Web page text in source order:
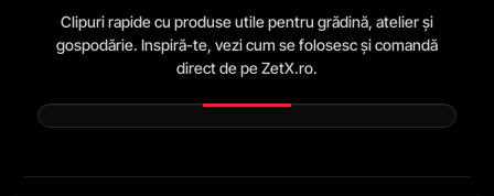
Clipuri rapide cu produse utile pentru grădină, atelier și
gospodărie. Inspiră-te, vezi cum se folosesc și comandă
direct de pe ZetX.ro.